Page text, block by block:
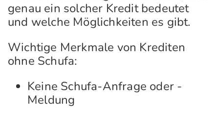
genau ein solcher Kredit bedeutet
und welche Möglichkeiten es gibt.
Wichtige Merkmale von Krediten
ohne Schufa:
Keine Schufa-Anfrage oder -
Meldung